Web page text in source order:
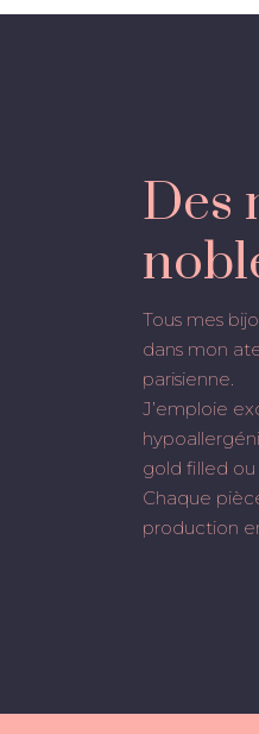
Des
Tous mes
dans mon
parisienne.
J’emploie
gold filled
Chaque
production